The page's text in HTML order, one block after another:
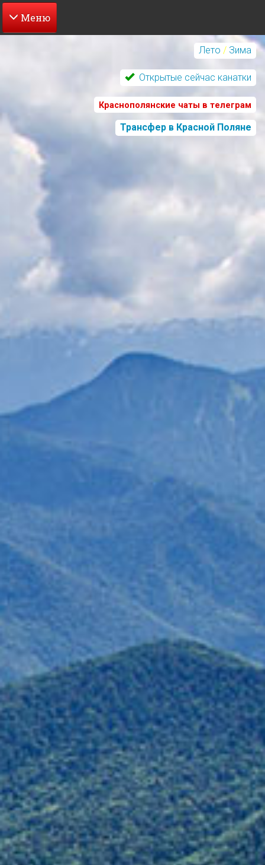
Перейти
Лето / Зима
Открытые сейчас канатки
Краснополянские чаты в телеграм
Трансфер в Красной Поляне